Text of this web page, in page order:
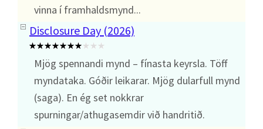
vinna í framhaldsmynd...
Disclosure Day (2026)
Mjög spennandi mynd – fínasta keyrsla. Töff
myndataka. Góðir leikarar. Mjög dularfull mynd
(saga). En ég set nokkrar
spurningar/athugasemdir við handritið.